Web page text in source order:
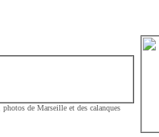
photos de Marseille et des calanques